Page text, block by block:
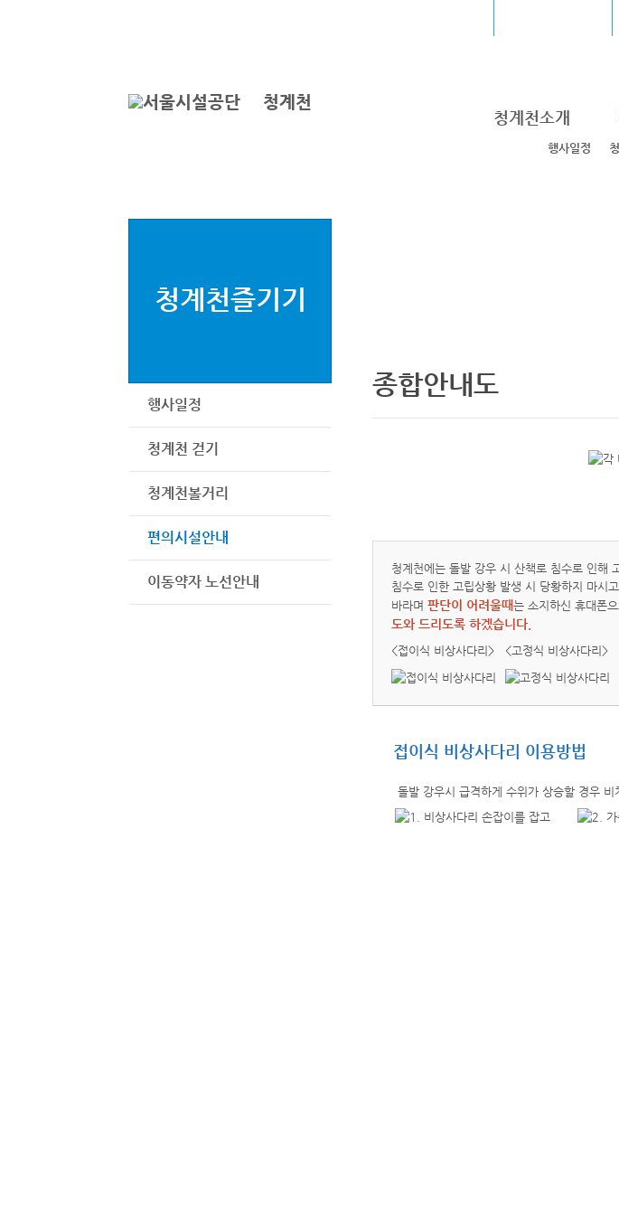
청계천
청계천소개
행사일정
청계천즐기기
행사일정
청계천 걷기
청계천볼거리
편의시설안내
이동약자 노선안내
종합안내도
청계천에는 돌발 강우 시 산책로 침수로 인해
침수로 인한 고립상황 발생 시 당황하지 마시
바라며 판단이 어려울때는 소지하신 휴대폰
도와 드리도록 하겠습니다.
<접이식 비상사다리> <고정식 비상사다리>
접이식 비상사다리 이용방법
돌발 강우시 급격하게 수위가 상승할 경우